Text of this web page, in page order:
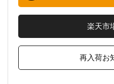
楽天市
再入荷お